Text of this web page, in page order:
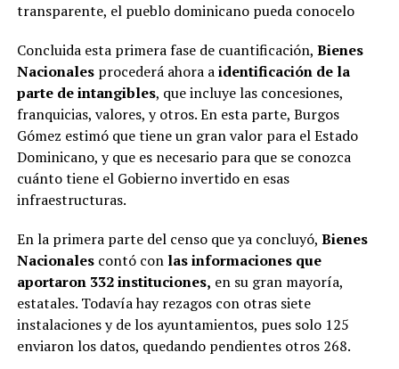
transparente, el pueblo dominicano pueda conocelo
Concluida esta primera fase de cuantificación, Bienes
Nacionalesprocederá ahora aidentificación de la
parte de intangibles, que incluye las concesiones,
franquicias, valores, y otros. En esta parte, Burgos
Gómez estimó que tiene un gran valor para el Estado
Dominicano, y que es necesario para que se conozca
cuánto tiene el Gobierno invertido en esas
infraestructuras.
En la primera parte del censo que ya concluyó, Bienes
Nacionalescontó con las informaciones que
aportaron 332 instituciones, en su gran mayoría,
estatales. Todavía hay rezagos con otras siete
instalaciones y de los ayuntamientos, pues solo 125
enviaron los datos, quedando pendientes otros 268.